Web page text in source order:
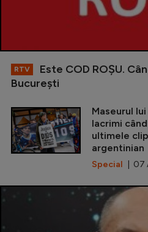
RTV
Este COD ROŞU.
Bucureşti
Maseurul
lacrimi
ultimele
argentinian
Special | 07